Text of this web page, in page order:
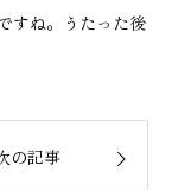
すね。うたった後
の記事